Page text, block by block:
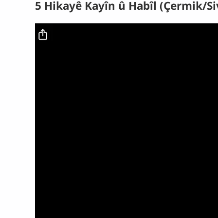
Video file
5 Hikayê Kayîn û Habîl (Çermik/